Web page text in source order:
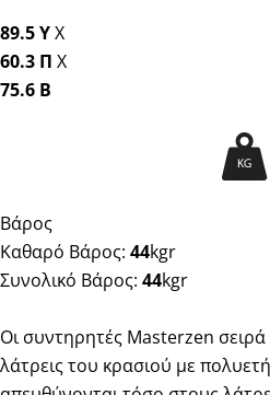
89.5 YΧ
60.3 Π Χ
75.6 Β
Βάρος
Καθαρό Βάρος: 44kgr
Συνολικό Βάρος: 44kgr
Οι συντηρητές Masterzen
λάτρεις του κρασιού με